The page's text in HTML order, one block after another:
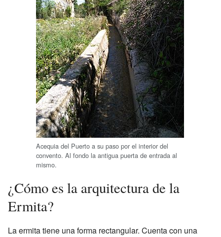
Acequia del Puerto a su paso por el interior del
convento. Al fondo la antigua puerta de entrada al
mismo.
¿Cómo es la arquitectura de la
Ermita?
La ermita tiene una forma rectangular. Cuenta con una